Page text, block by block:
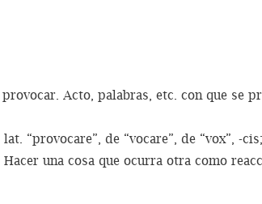
Acto, palabras, etc. con que se
“provocare”, de “vocare”, de “vox”, -cis;
Hacer una cosa que ocurra otra como